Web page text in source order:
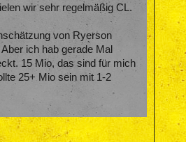
wir sehr regelmäßig CL.
von Ryerson
ich hab gerade Mal
15 Mio, das sind für mich
25+ Mio sein mit 1-2